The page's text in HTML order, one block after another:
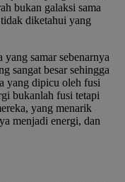
bukan galaksi sama
diketahui yang
samar sebenarnya
sangat besar sehingga
yang dipicu oleh fusi
bukanlah fusi tetapi
yang menarik
menjadi energi, dan